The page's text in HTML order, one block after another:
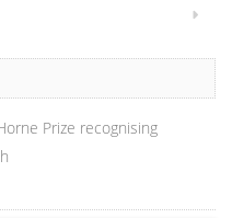
Prize recognising